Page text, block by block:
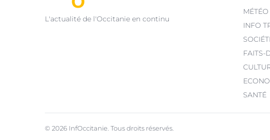
L'actualité de l'Occitanie en continu
MÉTÉO
INFO
FAITS-
SANTÉ
© 2026 InfOccitanie. Tous droits réservés.